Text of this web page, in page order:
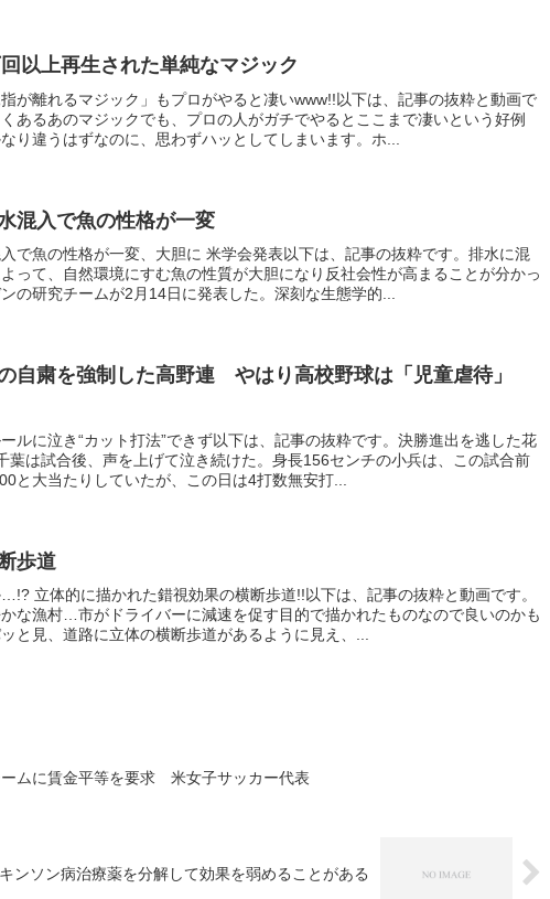
以上再生された単純なマジック
が離れるマジック」もプロがやると凄いwww!!以下は、記事の抜粋と動画で
あるあのマジックでも、プロの人がガチでやるとここまで凄いという好例
り違うはずなのに、思わずハッとしてしまいます。ホ...
混入で魚の性格が一変
で魚の性格が一変、大胆に 米学会発表以下は、記事の抜粋です。排水に混
って、自然環境にすむ魚の性質が大胆になり反社会性が高まることが分かっ
の研究チームが2月14日に発表した。深刻な生態学的...
自粛を強制した高野連 やはり高校野球は「児童虐待」
ルに泣き“カット打法”できず以下は、記事の抜粋です。決勝進出を逃した花
葉は試合後、声を上げて泣き続けた。身長156センチの小兵は、この試合前
と大当たりしていたが、この日は4打数無安打...
歩道
立体的に描かれた錯視効果の横断歩道!!以下は、記事の抜粋と動画です。
な漁村…市がドライバーに減速を促す目的で描かれたものなので良いのかも
と見、道路に立体の横断歩道があるように見え、...
ームに賃金平等を要求 米女子サッカー代表
ンソン病治療薬を分解して効果を弱めることがある